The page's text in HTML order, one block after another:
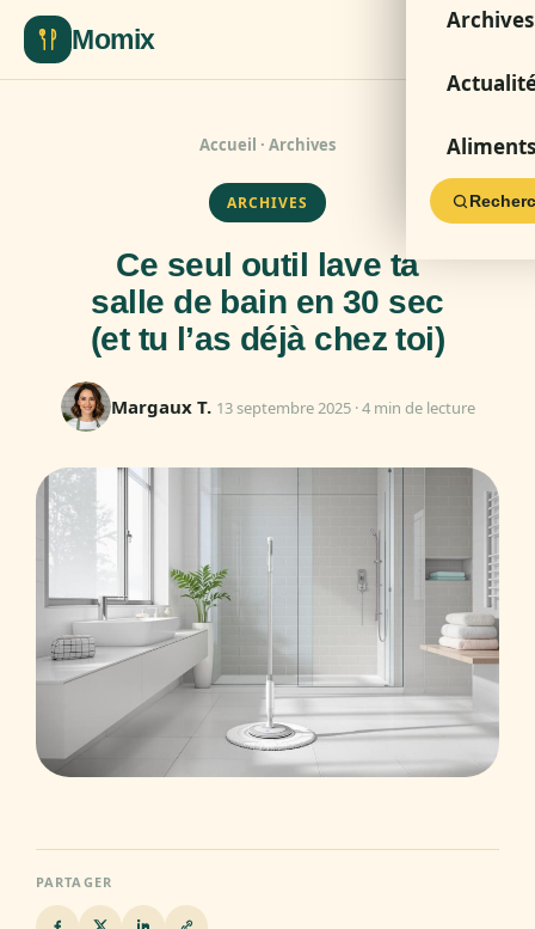
Momix
Archives
Aliments
Accueil · Archives
ARCHIVES
Ce seul outil lave ta
salle de bain en 30 sec
(et tu l’as déjà chez toi)
Margaux T. 13 septembre 2025 · 4 min de lecture
PARTAGER